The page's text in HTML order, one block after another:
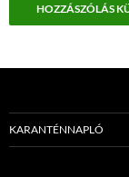
KARANTÉNNAPLÓ